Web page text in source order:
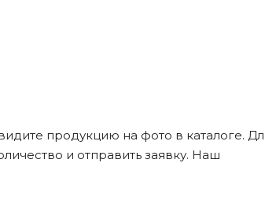
продукцию на фото в каталоге.
и отправить заявку. Наш